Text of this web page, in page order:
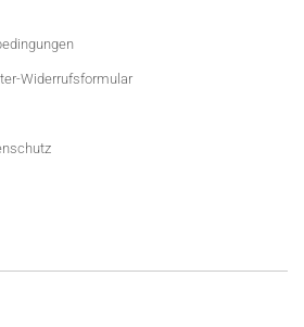
Widerrufsformular